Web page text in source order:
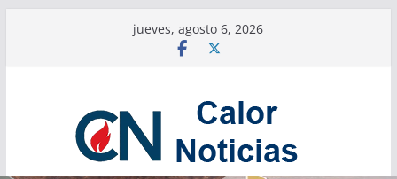
jueves, agosto 6, 2026